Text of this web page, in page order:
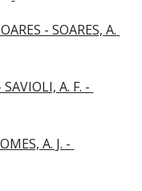
- SOARES, A.
A. F. -
A. J. -